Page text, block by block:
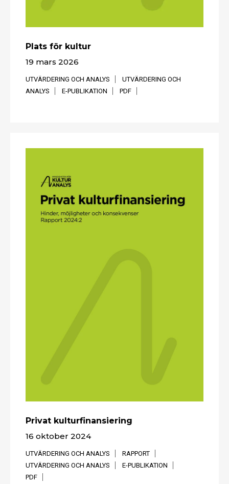
Plats för kultur
19 mars 2026
UTVÄRDERING OCH ANALYS
UTVÄRDERING OCH
ANALYS
E-PUBLIKATION PDF
Privat kulturfinansiering
16 oktober 2024
UTVÄRDERING OCH ANALYS
RAPPORT
UTVÄRDERING OCH ANALYS
E-PUBLIKATION
PDF